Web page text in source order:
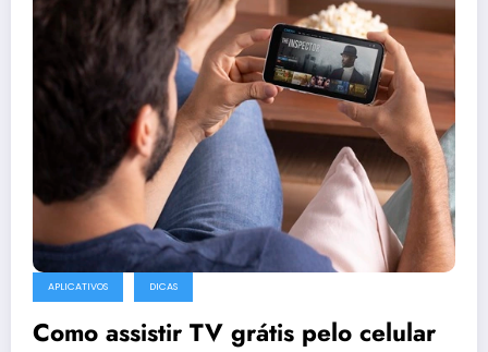
APLICATIVOS DICAS
Como assistir TV grátis pelo celular